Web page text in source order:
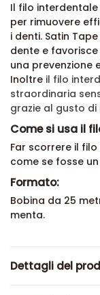
Il filo
per rimuovere
i denti. Satin
dente e
una prevenzione
Inoltre il filo
straordinaria
grazie al gusto di
Come si usa il
Far scorrere il
come se fosse
Formato:
Bobina da 25
menta.
Dettagli del